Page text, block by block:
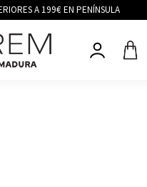
A 199€ EN PENÍNSULA